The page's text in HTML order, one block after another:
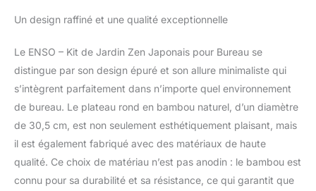
Un design raffiné et une qualité exceptionnelle
Le ENSO – Kit de Jardin Zen Japonais pour Bureau se
distingue par son design épuré et son allure minimaliste qui
s’intègrent parfaitement dans n’importe quel environnement
de bureau. Le plateau rond en bambou naturel, d’un diamètre
de 30,5 cm, est non seulement esthétiquement plaisant, mais
il est également fabriqué avec des matériaux de haute
qualité. Ce choix de matériau n’est pas anodin : le bambou est
connu pour sa durabilité et sa résistance, ce qui garantit que